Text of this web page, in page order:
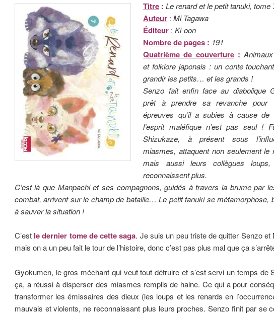
Titre : Le renard et le petit tanuki, tome
Auteur :Mi Tagawa
Éditeur : Ki-oon
Nombre de pages : 191
Quatrième de couverture:
et folklore japonais : un conte
grandir les petits… et les grands !
Senzo fait enfin face au diabolique
prêt à prendre sa revanche pour
épreuves qu’il a subies à cause
l’esprit maléfique n’est pas seul !
Shizukaze, à présent sous
miasmes, attaquent non seulement le
mais aussi leurs collègues loups,
reconnaissent plus.
C’est là que Manpachi et ses compagnons, guidés à travers la brume par
combat, arrivent sur le champ de bataille… Le petit tanuki se métamorphose,
à sauver la situation !
C’est le dernier tome de cette saga. Je suis un peu triste de quitter Senzo et
mais on a un peu fait le tour de l’histoire, donc c’est pas plus mal que ça
Gyokumen, le gros méchant qui veut tout détruire et s’est servi un temps de
ça, a réussi à disperser des miasmes remplis de haine. Ce qui a pour
transformer les émissaires des dieux (les loups et les renards en
mauvais et violents, ne reconnaissant plus leurs proches. Senzo finit par se